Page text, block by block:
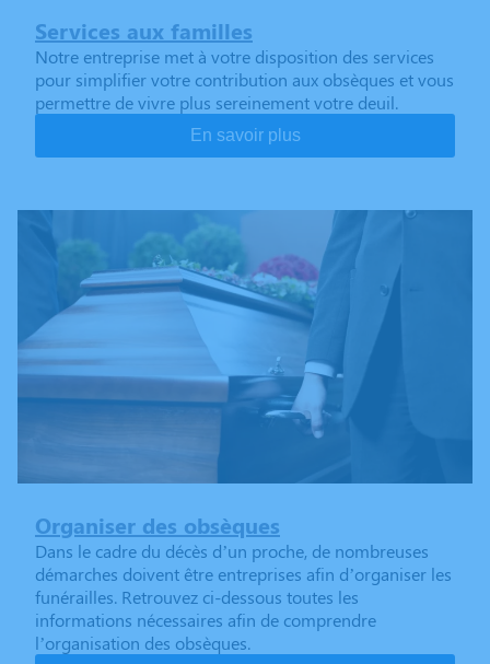
Services aux familles
Notre entreprise met à votre disposition des services
pour simplifier votre contribution aux obsèques et vous
permettre de vivre plus sereinement votre deuil.
En savoir plus
Organiser des obsèques
Dans le cadre du décès d’un proche, de nombreuses
démarches doivent être entreprises afin d’organiser les
funérailles. Retrouvez ci-dessous toutes les
informations nécessaires afin de comprendre
l’organisation des obsèques.